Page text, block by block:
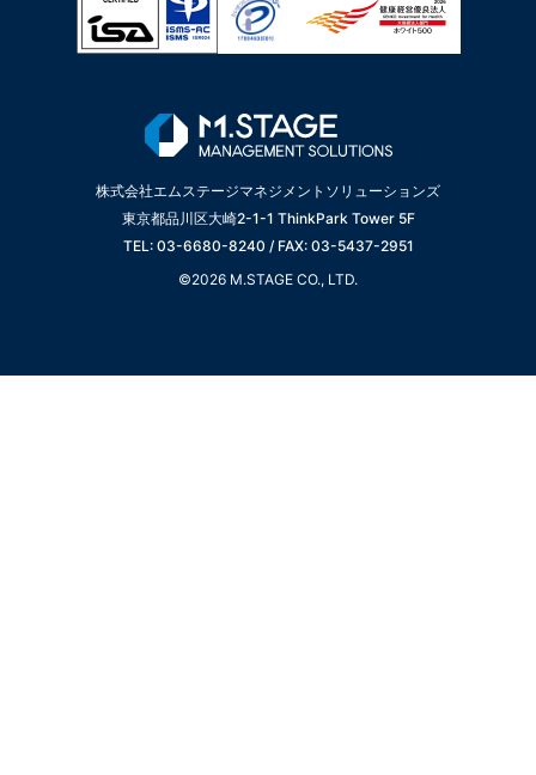
株式会社エムステージマネジメントソリューションズ
東京都品川区大崎2-1-1 ThinkPark Tower 5F
TEL: 03-6680-8240 / FAX: 03-5437-2951
©2026 M.STAGE CO., LTD.